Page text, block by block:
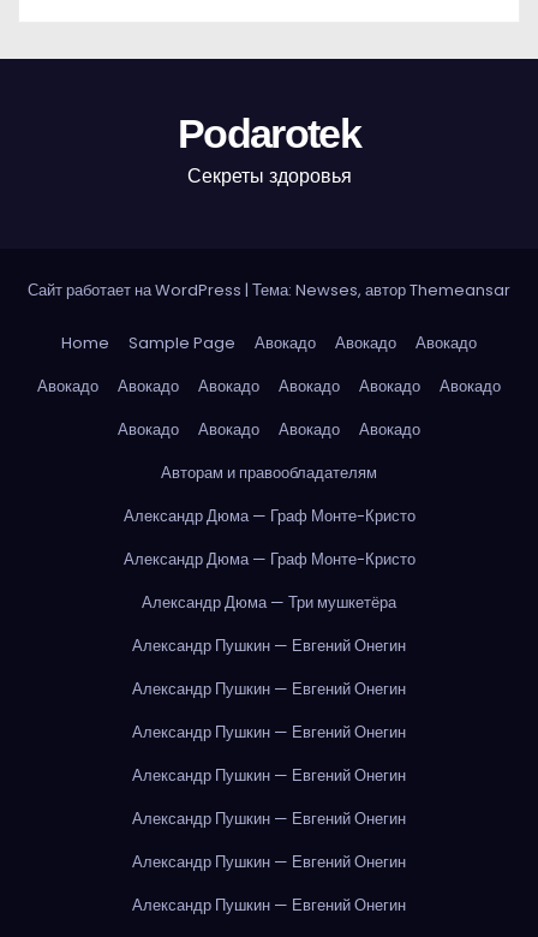
Podarotek
Секреты здоровья
Сайт работает на WordPress | Тема: Newses, авторThemeansar
Home Sample Page Авокадо Авокадо
Авокадо
Авокадо
Авокадо Авокадо Авокадо Авокадо
Авокадо
Авокадо
Авокадо Авокадо
Авокадо
Авторам и правообладателям
Александр Дюма — Граф Монте-Кристо
Александр Дюма — Граф Монте-Кристо
Александр Дюма — Три мушкетёра
Александр Пушкин — Евгений Онегин
Александр Пушкин — Евгений Онегин
Александр Пушкин — Евгений Онегин
Александр Пушкин — Евгений Онегин
Александр Пушкин — Евгений Онегин
Александр Пушкин — Евгений Онегин
Александр Пушкин — Евгений Онегин